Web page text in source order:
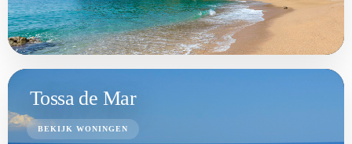
Tossa de Mar
BEKIJK WONINGEN